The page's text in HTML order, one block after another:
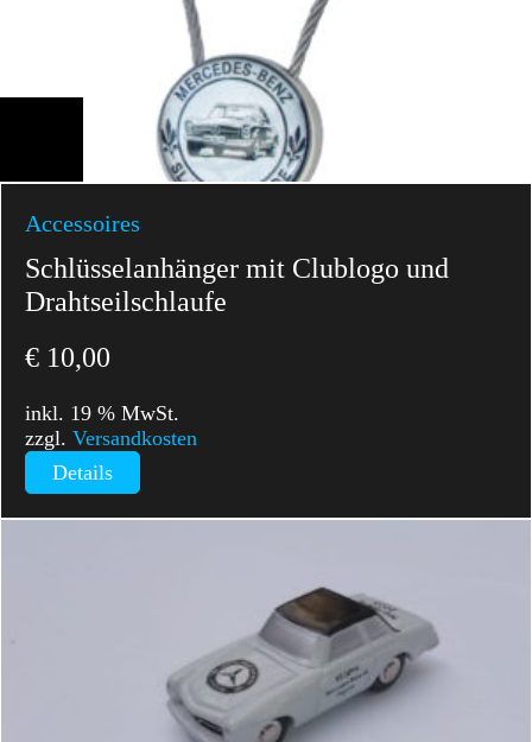
Accessoires
Schlüsselanhänger mit Clublogo und
Drahtseilschlaufe
€ 10,00
inkl. 19 % MwSt.
zzgl.Versandkosten
Details